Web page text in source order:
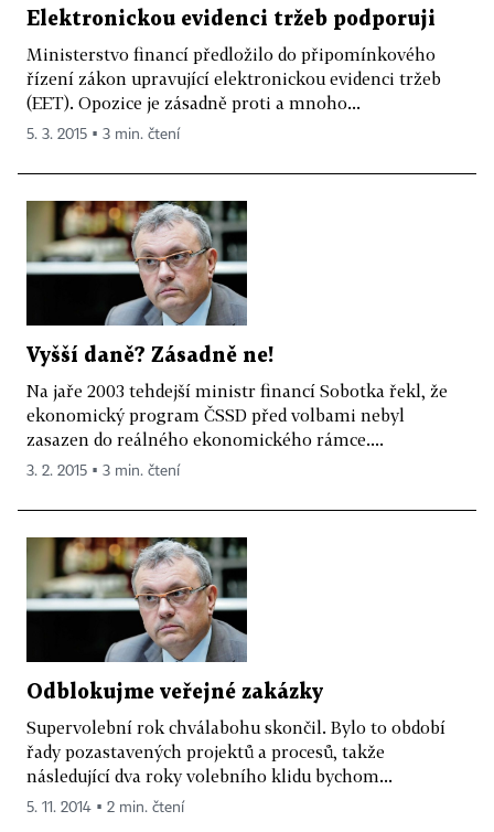
Elektronickou evidenci tržeb podporuji
Ministerstvo financí předložilo do připomínkového
řízení zákon upravující elektronickou evidenci tržeb
(EET). Opozice je zásadně proti a mnoho...
5. 3. 2015 ▪ 3 min. čtení
Vyšší daně? Zásadně ne!
Na jaře 2003 tehdejší ministr financí Sobotka řekl, že
ekonomický program ČSSD před volbami nebyl
zasazen do reálného ekonomického rámce....
3. 2. 2015 ▪ 3 min. čtení
Odblokujme veřejné zakázky
Supervolební rok chválabohu skončil. Bylo to období
řady pozastavených projektů a procesů, takže
následující dva roky volebního klidu bychom...
5. 11. 2014 ▪ 2 min. čtení